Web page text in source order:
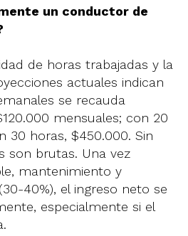
un conductor de
de horas trabajadas y la
actuales indican
se recauda
mensuales; con 20
30 horas, $450.000. Sin
son brutas. Una vez
mantenimiento y
40%), el ingreso neto se
especialmente si el